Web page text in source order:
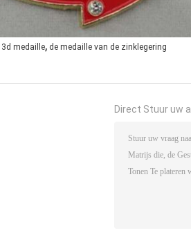
3d medaille, de medaille van de zinklegering
Direct Stuur uw